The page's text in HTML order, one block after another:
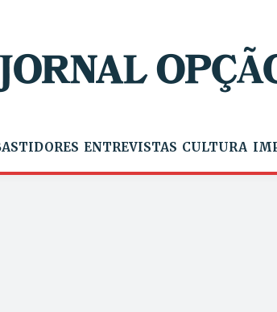
ENTREVISTAS CULTURA